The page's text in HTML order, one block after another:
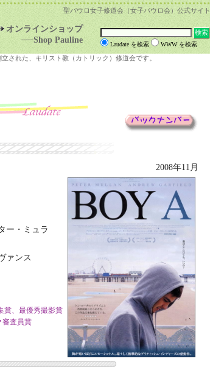
聖パウロ女子修道会（女子パウロ会）公式サイト
オンラインショップ
──Shop Pauline
Laudate を検索 WWW を検索
された、キリスト教（カトリック）修道会です。
2008年11月
ー・ミュラ
ンス
賞、最優秀撮影賞
審査員賞